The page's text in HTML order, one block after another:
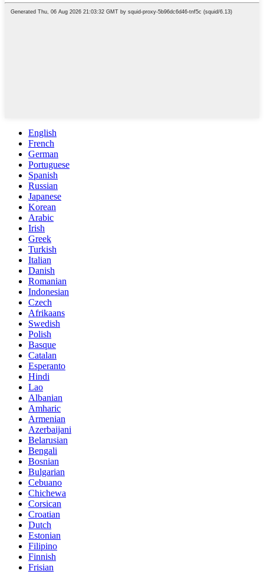
English
French
German
Portuguese
Spanish
Russian
Japanese
Korean
Arabic
Irish
Greek
Turkish
Italian
Danish
Romanian
Indonesian
Czech
Afrikaans
Swedish
Polish
Basque
Catalan
Esperanto
Hindi
Lao
Albanian
Amharic
Armenian
Azerbaijani
Belarusian
Bengali
Bosnian
Bulgarian
Cebuano
Chichewa
Corsican
Croatian
Dutch
Estonian
Filipino
Finnish
Frisian